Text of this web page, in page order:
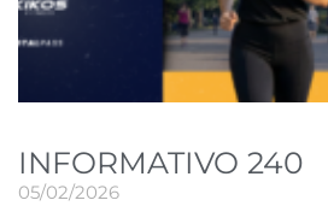
INFORMATIVO 240
05/02/2026